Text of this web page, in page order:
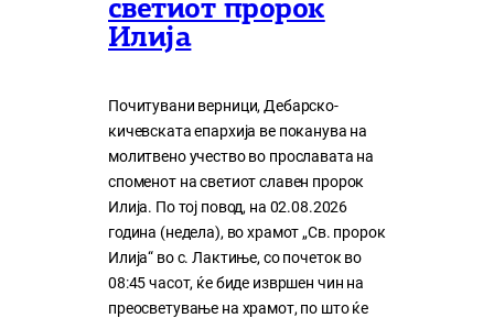
светиот пророк
Илија
Почитувани верници, Дебарско-
кичевската епархија ве поканува на
молитвено учество во прославата на
споменот на светиот славен пророк
Илија. По тој повод, на 02.08.2026
година (недела), во храмот „Св. пророк
Илија“ во с. Лактиње, со почеток во
08:45 часот, ќе биде извршен чин на
преосветување на храмот, по што ќе